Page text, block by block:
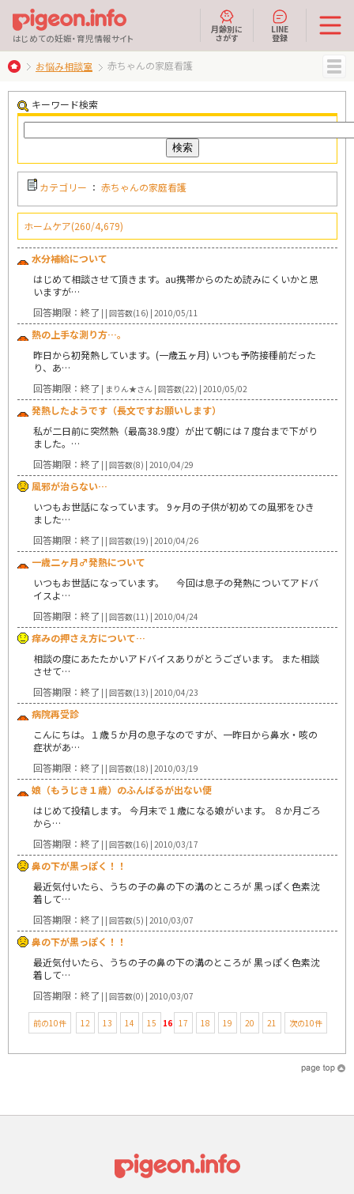
はじめての妊娠・育児情報サイト
月齢別に
さがす
LINE
登録
MENU
お悩み相談室 赤ちゃんの家庭看護
キーワード検索
カテゴリー ： 赤ちゃんの家庭看護
ホームケア(260/4,679)
水分補給について
はじめて相談させて頂きます。au携帯からのため読みにくいかと思
いますが…
回答期限：終了 | | 回答数(16) | 2010/05/11
熱の上手な測り方…。
昨日から初発熱しています。(一歳五ヶ月) いつも予防接種前だった
り、あ…
回答期限：終了 | まりん★さん | 回答数(22) | 2010/05/02
発熱したようです（長文ですお願いします）
私が二日前に突然熱（最高38.9度）が出て朝には７度台まで下がり
ました。…
回答期限：終了 | | 回答数(8) | 2010/04/29
風邪が治らない…
いつもお世話になっています。 9ヶ月の子供が初めての風邪をひき
ました…
回答期限：終了 | | 回答数(19) | 2010/04/26
一歳二ヶ月♂発熱について
いつもお世話になっています。 今回は息子の発熱についてアドバ
イスよ…
回答期限：終了 | | 回答数(11) | 2010/04/24
痒みの押さえ方について…
相談の度にあたたかいアドバイスありがとうございます。 また相談
させて…
回答期限：終了 | | 回答数(13) | 2010/04/23
病院再受診
こんにちは。１歳５か月の息子なのですが、一昨日から鼻水・咳の
症状があ…
回答期限：終了 | | 回答数(18) | 2010/03/19
娘（もうじき１歳）のふんばるが出ない便
はじめて投稿します。 今月末で１歳になる娘がいます。 ８か月ごろ
から…
回答期限：終了 | | 回答数(16) | 2010/03/17
鼻の下が黒っぽく！！
最近気付いたら、うちの子の鼻の下の溝のところが 黒っぽく色素沈
着して…
回答期限：終了 | | 回答数(5) | 2010/03/07
鼻の下が黒っぽく！！
最近気付いたら、うちの子の鼻の下の溝のところが 黒っぽく色素沈
着して…
回答期限：終了 | | 回答数(0) | 2010/03/07
前の10件 12 13 14 15 16 17 18 19 20 21 次の10件